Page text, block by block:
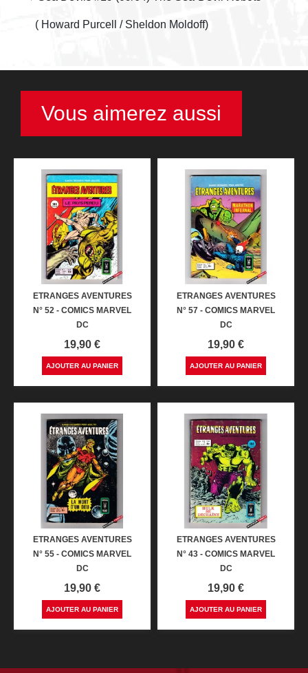
( Howard Purcell / Sheldon Moldoff)
Vous aimerez aussi
ETRANGES AVENTURES
N° 52 - COMICS MARVEL
DC
Prix
19,90 €
AJOUTER AU PANIER
ETRANGES AVENTURES
N° 57 - COMICS MARVEL
DC
Prix
19,90 €
AJOUTER AU PANIER
ETRANGES AVENTURES
N° 55 - COMICS MARVEL
DC
Prix
19,90 €
AJOUTER AU PANIER
ETRANGES AVENTURES
N° 43 - COMICS MARVEL
DC
Prix
19,90 €
AJOUTER AU PANIER